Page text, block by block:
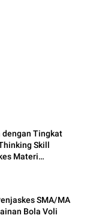
dengan Tingkat
Skill
Materi
SMA/MA
X Permainan Bola Voli